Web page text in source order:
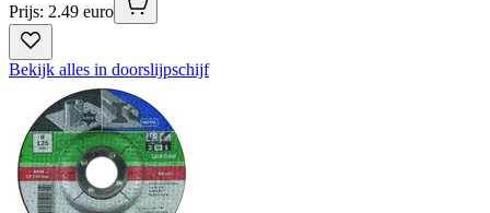
Prijs: 2.49 euro
Bekijk alles in doorslijpschijf